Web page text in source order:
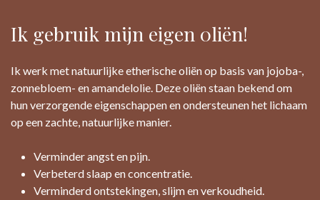
Ik gebruik mijn eigen 0liën!
Ik werk met natuurlijke etherische oliën op basis van jojoba-,
zonnebloem- en amandelolie. Deze oliën staan bekend om
hun verzorgende eigenschappen en ondersteunen het lichaam
op een zachte, natuurlijke manier.
Verminder angst en pijn.
Verbeterd slaap en concentratie.
Verminderd ontstekingen, slijm en verkoudheid.